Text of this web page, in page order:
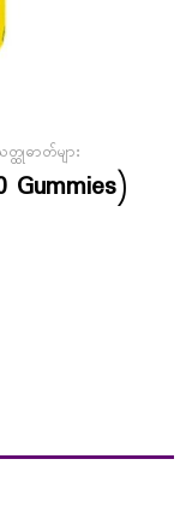
ထုဓာတ်များ
Gummies)